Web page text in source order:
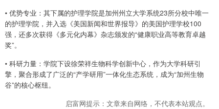
• 优势专业：其下属的护理学院是加州州立大学系统23所分校中唯一
的护理学院，并入选《美国新闻和世界报导》的美国护理学校100
强，还多次获得《多元化内幕》杂志颁发的“健康职业高等教育卓越
奖”。
• 科研力量：学院下设徐荣祥生物科学创新中心，作为大学科研引
擎，聚合形成了广泛的“产学研用”一体化生态系统，成为“加州生物
谷”的核心枢纽。
启富网提示：文章来自网络，不代表本站观点。